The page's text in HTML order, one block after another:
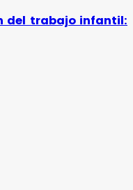
del trabajo infantil: